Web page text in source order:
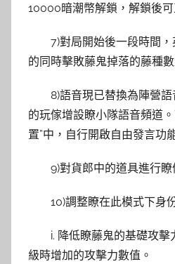
10000暗潮幣解鎖，解鎖後可
7)對局開始後一段時間
的同時擊敗藤鬼掉落的藤種數
8)語音現已替換為陣營
的玩傢增設瞭小隊語音頻道
置”中，自行開啟自由發言功
9)對貨郎中的道具進行瞭
10)調整瞭在此模式下身
i. 降低瞭藤鬼的基礎攻
級時增加的攻擊力數值。